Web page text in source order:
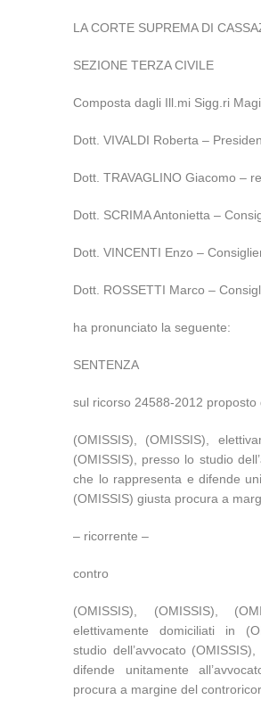
LA CORTE SUPREMA DI
SEZIONE TERZA CIVILE
Composta dagli Ill.mi Sigg.ri
Dott. VIVALDI Roberta –
Dott. TRAVAGLINO Giacomo –
Dott. SCRIMA Antonietta –
Dott. VINCENTI Enzo –
Dott. ROSSETTI Marco –
ha pronunciato la seguente:
SENTENZA
sul ricorso 24588-2012 proposto
(OMISSIS), (OMISSIS),
(OMISSIS), presso lo studio
che lo rappresenta e difende
(OMISSIS) giusta procura a
– ricorrente –
contro
(OMISSIS), (OMISSIS),
elettivamente domiciliati in
studio dell’avvocato
difende unitamente
procura a margine del